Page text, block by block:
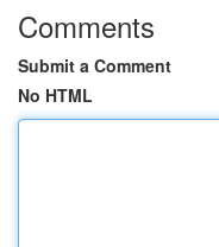
Comments
Submit a Comment
No HTML